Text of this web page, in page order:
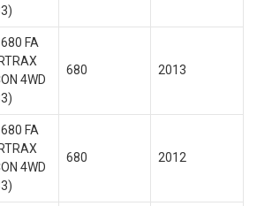
FA
4WD
680 2013
FA
4WD
680 2012